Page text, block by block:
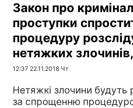
Закон про
проступки
процедуру
нетяжких
12:37 22.11.2018 Чт
Нетяжкі злочини будуть
за спрощенню